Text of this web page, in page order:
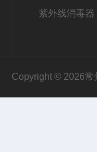
紫外线消毒器
Copyright © 2026